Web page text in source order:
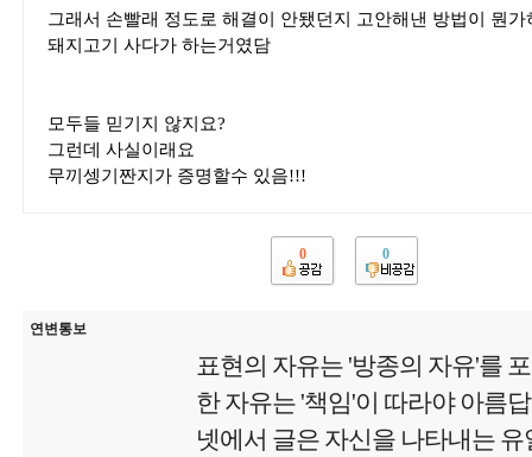
그래서 손빨래 정도로 해결이 안됐던지 고안해낸 방법이 뭔가
돼지고기 사다가 하는거였담
모두들 믿기지 않지요?
그런데 사실이래요
무끼셍기짠지가 증명할수 있음!!!
0 0
연변통보
표현의 자유는 '방종의 자유'를
한 자유는 '책임'이 따라야 아름
넷에서 글은 자신을 나타내는